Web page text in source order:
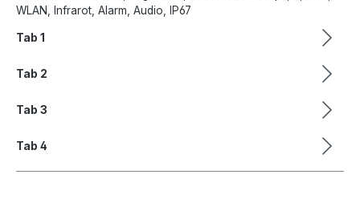
WLAN, Infrarot, Alarm, Audio, IP67
Tab 1
Tab 2
Tab 3
Tab 4